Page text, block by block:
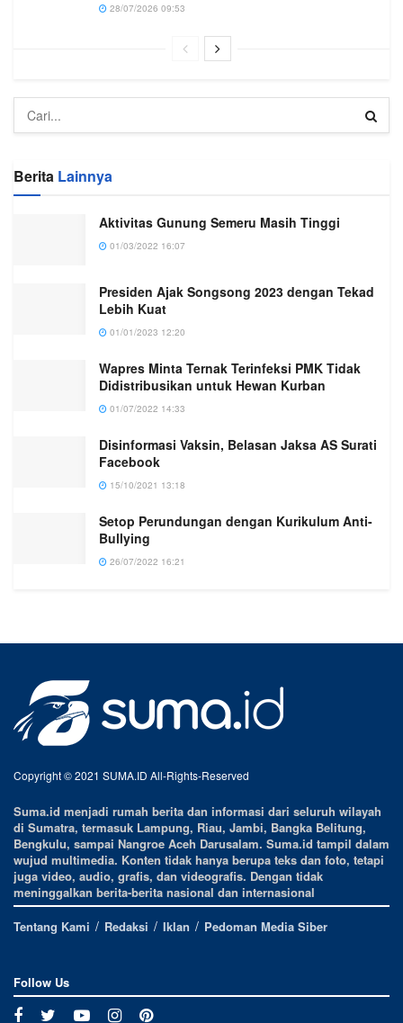
28/07/2026 09:53
Berita Lainnya
Aktivitas Gunung Semeru Masih Tinggi
01/03/2022 16:07
Presiden Ajak Songsong 2023 dengan Tekad
Lebih Kuat
01/01/2023 12:20
Wapres Minta Ternak Terinfeksi PMK Tidak
Didistribusikan untuk Hewan Kurban
01/07/2022 14:33
Disinformasi Vaksin, Belasan Jaksa AS Surati
Facebook
15/10/2021 13:18
Setop Perundungan dengan Kurikulum Anti-
Bullying
26/07/2022 16:21
Copyright © 2021 SUMA.ID All-Rights-Reserved
Suma.id menjadi rumah berita dan informasi dari seluruh wilayah
di Sumatra, termasuk Lampung, Riau, Jambi, Bangka Belitung,
Bengkulu, sampai Nangroe Aceh Darusalam. Suma.id tampil dalam
wujud multimedia. Konten tidak hanya berupa teks dan foto, tetapi
juga video, audio, grafis, dan videografis. Dengan tidak
meninggalkan berita-berita nasional dan internasional
Tentang Kami
Redaksi Iklan Pedoman Media Siber
Follow Us